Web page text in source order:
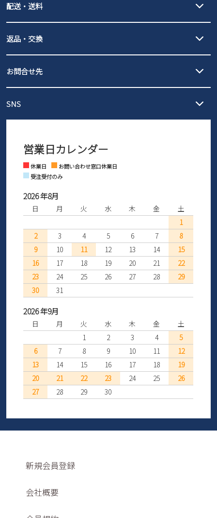
PayPay（オンライン決済）、代金引換のご利用が可能です。
配送・送料
北海道・本州・四国・九州…550円
3,980円（税込）以上お買い上げで送料無料
発送日・送料詳細については
ご利用ください。
全国一律…220円（税込）
発送日・送料詳細についてはご利用ガイドを
ご利用ください。
返品・交換
の片道無料サービスを実施中！
ントとしても安心してご利用いただけるよう、サイズ交換の受付期
さい。
お問合せ先
営業時間：11時～17時
※土日祝はお問い合わせ窓口休業日となります。
SNS
Facebook Instagram
営業日カレンダー
休業日
お問い合わせ窓口休業日
受注受付のみ
2026 年8月
日 月 火 水 木 金
土
1
2
3 4 5 6 7
8
9
10 11 12 13 14
15
16
17 18 19 20 21
22
23
24 25 26 27 28
29
30
31
2026 年9月
日 月 火 水 木 金
土
1
2 3 4
5
6
7 8 9 10 11
12
13
14 15 16 17 18
19
20
21 22 23 24 25
26
27
28 29 30
新規会員登録
会社概要